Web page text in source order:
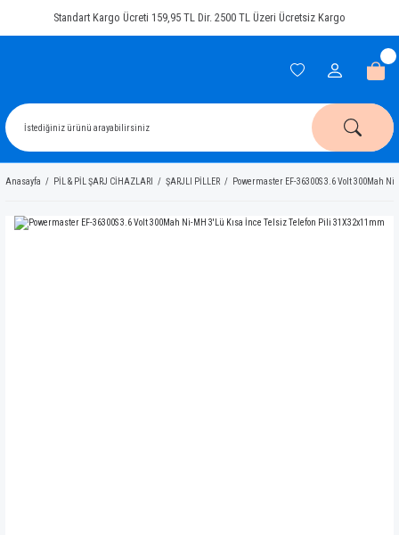
Standart Kargo Ücreti 159,95 TL Dir. 2500 TL Üzeri Ücretsiz Kargo
Anasayfa PİL & PİL ŞARJ CİHAZLARI ŞARJLI PİLLER Powermaster EF-36300S 3.6 Volt 300Mah